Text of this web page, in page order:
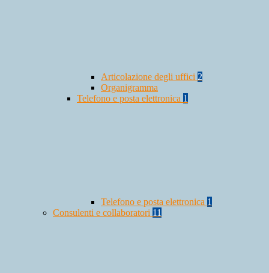
Articolazione degli uffici 2
Organigramma
Telefono e posta elettronica 1
Telefono e posta elettronica 1
Consulenti e collaboratori 11